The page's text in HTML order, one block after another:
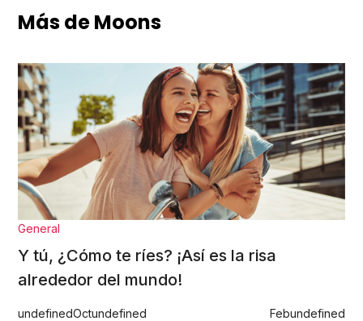
Más de Moons
General
Y tú, ¿Cómo te ríes? ¡Así es la risa
alrededor del mundo!
undefinedOctundefined Febundefined